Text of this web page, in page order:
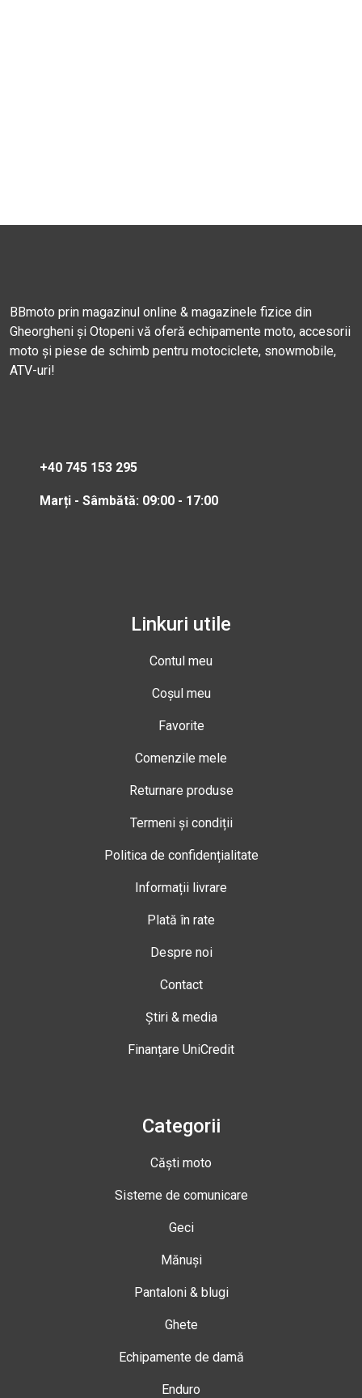
BBmoto prin magazinul online & magazinele fizice din
Gheorgheni și Otopeni vă oferă echipamente moto, accesorii
moto și piese de schimb pentru motociclete, snowmobile,
ATV-uri!
+40 745 153 295
Marți - Sâmbătă: 09:00 - 17:00
Linkuri utile
Contul meu
Coșul meu
Favorite
Comenzile mele
Returnare produse
Termeni și condiții
Politica de confidențialitate
Informații livrare
Plată în rate
Despre noi
Contact
Știri & media
Finanțare UniCredit
Categorii
Căști moto
Sisteme de comunicare
Geci
Mănuși
Pantaloni & blugi
Ghete
Echipamente de damă
Enduro